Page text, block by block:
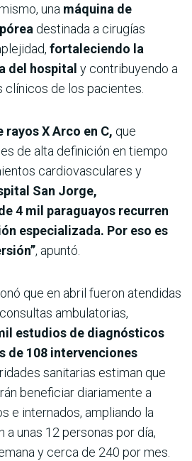
una máquina de
destinada a cirugías
fortaleciendo la
del hospital y contribuyendo a
de los pacientes.
rayos X Arco en C, que
de alta definición en tiempo
cardiovasculares y
San Jorge,
4 mil paraguayos recurren
especializada. Por eso es
, apuntó.
que en abril fueron atendidas
ambulatorias,
estudios de diagnósticos
de 108 intervenciones
sanitarias estiman que
beneficiar diariamente a
e internados, ampliando la
unas 12 personas por día,
y cerca de 240 por mes.